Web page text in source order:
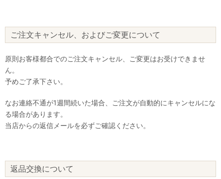
ご注文キャンセル、およびご変更について
原則お客様都合でのご注文キャンセル、ご変更はお受けできませ
ん。
予めご了承下さい。
なお連絡不通が1週間続いた場合、ご注文が自動的にキャンセルにな
る場合があります。
当店からの返信メールを必ずご確認ください。
返品交換について